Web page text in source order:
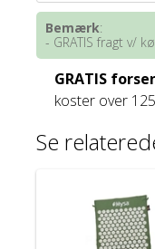
Bemærk:
- GRATIS fragt v/
GRATIS
koster over
Se